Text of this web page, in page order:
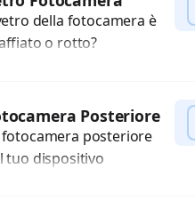
originale.
ricambi di alta
della fotocamera è
o rotto?
per 3 mesi....
Posteriore
fotocamera posteriore
tuo dispositivo